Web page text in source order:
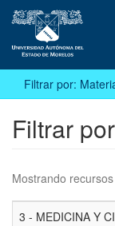
Filtrar por:
Filtrar
Mostrando
3 - MEDICINA Y